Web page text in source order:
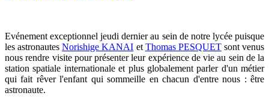
Evénement exceptionnel jeudi dernier au sein de notre lycée puisque
les astronautesNorishige KANAI et Thomas PESQUETsont venus
nous rendre visite pour présenter leur expérience de vie au sein de la
station spatiale internationale et plus globalement parler d'un métier
qui fait rêver l'enfant qui sommeille en chacun d'entre nous : être
astronaute.